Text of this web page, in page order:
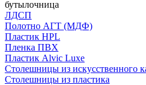
бутылочница
ЛДСП
Полотно АГТ (МДФ)
Пластик HPL
Пленка ПВХ
Пластик Alvic Luxe
Столешницы из искусственного
Столешницы из пластика